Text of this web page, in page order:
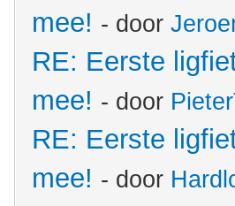
mee! - door
RE: Eerste
mee! - door
RE: Eerste
mee! - door